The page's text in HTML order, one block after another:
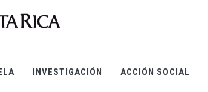
INVESTIGACIÓN ACCIÓN SOCIAL